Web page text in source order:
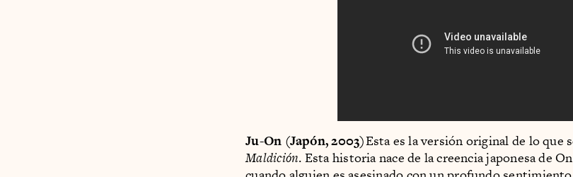
Ju-On (Japón, 2003)Esta es la versión original de lo que
Maldición. Esta historia nace de la creencia japonesa de